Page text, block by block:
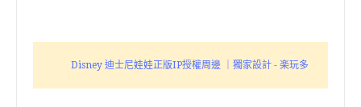
Disney 迪士尼娃娃正版IP授權周邊 ｜獨家設計 - 楽玩多